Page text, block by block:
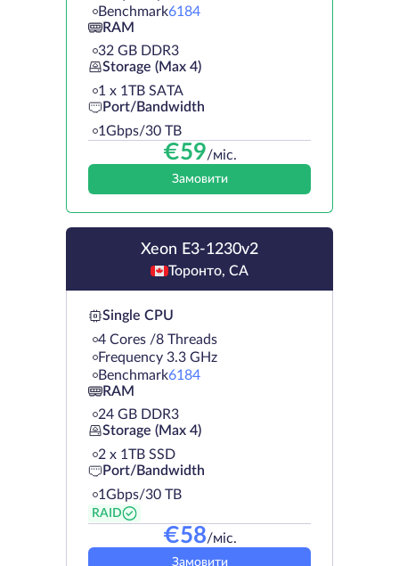
Benchmark6184
RAM
32 GB DDR3
Storage (Max 4)
1 х 1TB SATA
Port/Bandwidth
1Gbps/30 TB
€59/міс.
Замовити
Xeon E3-1230v2
Торонто, CA
Single CPU
4 Cores /8 Threads
Frequency 3.3 GHz
Benchmark6184
RAM
24 GB DDR3
Storage (Max 4)
2 х 1TB SSD
Port/Bandwidth
1Gbps/30 TB
RAID
€58/міс.
Замовити